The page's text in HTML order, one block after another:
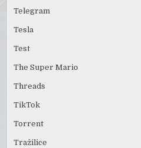
Telegram
Tesla
Test
The Super Mario
Threads
TikTok
Torrent
Tražilice